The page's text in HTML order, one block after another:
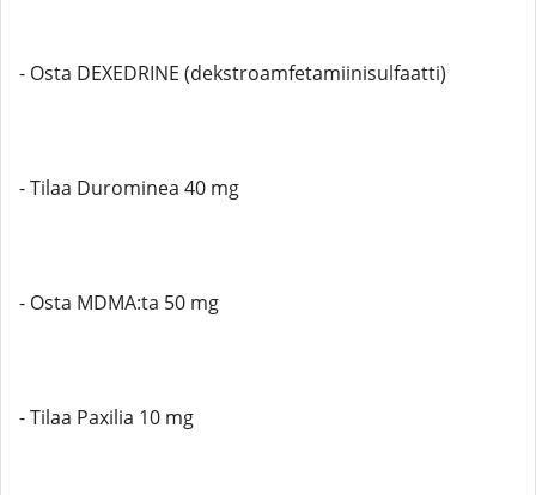
- Osta DEXEDRINE (dekstroamfetamiinisulfaatti)
- Tilaa Durominea 40 mg
- Osta MDMA:ta 50 mg
- Tilaa Paxilia 10 mg